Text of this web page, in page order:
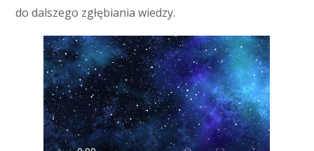
do dalszego zgłębiania wiedzy.